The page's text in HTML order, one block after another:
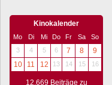
Kinokalender
Mo Di Mi Do Fr Sa
So
3
4 5 6 7 8
9
10
11 12 13 14 15 16
12.669 Beiträge zu